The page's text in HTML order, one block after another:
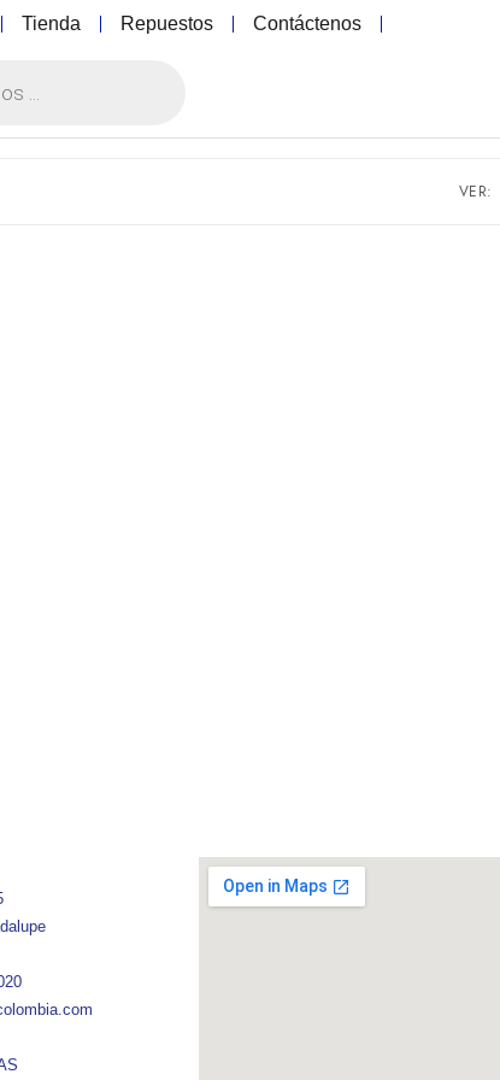
Tienda Repuestos Contáctenos
VER: